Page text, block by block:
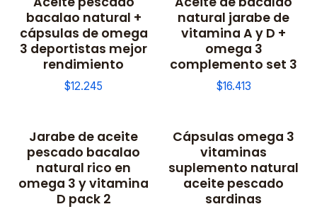
bacalao natural +
cápsulas de omega
3 deportistas mejor
rendimiento
$12.245
natural jarabe de
vitamina A y D +
omega 3
complemento set 3
$16.413
Jarabe de aceite
pescado bacalao
natural rico en
omega 3 y vitamina
D pack 2
Cápsulas omega 3
vitaminas
suplemento natural
aceite pescado
sardinas